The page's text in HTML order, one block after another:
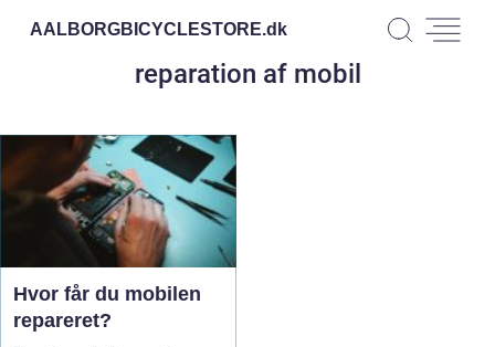
AALBORGBICYCLESTORE.dk
reparation af mobil
Hvor får du mobilen
repareret?